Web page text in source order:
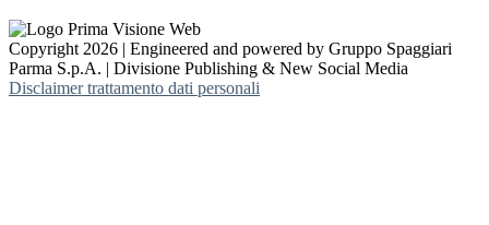
Copyright 2026 | Engineered and powered by Gruppo Spaggiari
Parma S.p.A. | Divisione Publishing & New Social Media
Disclaimer trattamento dati personali